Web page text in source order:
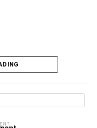
Ζίβκοβιτς και στην